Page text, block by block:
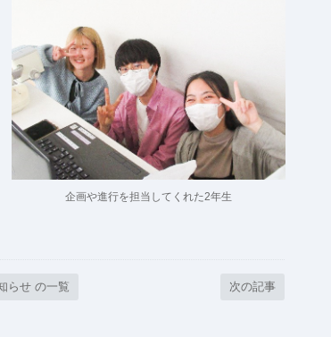
企画や進行を担当してくれた2年生
らせ の一覧 次の記事